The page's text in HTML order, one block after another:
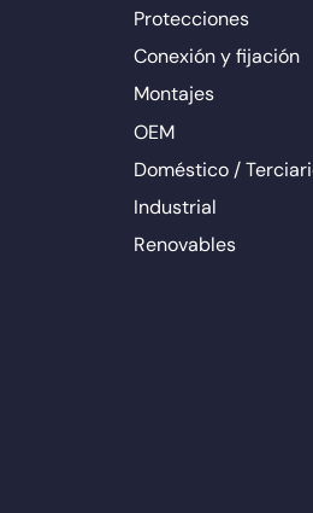
Protecciones
Conexión y fijación
Montajes
OEM
Doméstico /
Industrial
Renovables